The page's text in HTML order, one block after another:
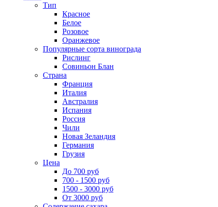
Тип
Красное
Белое
Розовое
Оранжевое
Популярные сорта винограда
Рислинг
Совиньон Блан
Страна
Франция
Италия
Австралия
Испания
Россия
Чили
Новая Зеландия
Германия
Грузия
Цена
До 700 руб
700 - 1500 руб
1500 - 3000 руб
От 3000 руб